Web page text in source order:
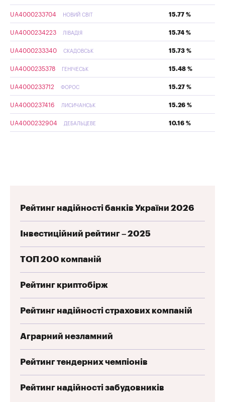
UA4000233704 НОВИЙ СВІТ 15.77 %
UA4000234223 ЛІВАДІЯ 15.74 %
UA4000233340 СКАДОВСЬК 15.73 %
UA4000235378 ГЕНІЧЕСЬК 15.48 %
UA4000233712 ФОРОС 15.27 %
UA4000237416 ЛИСИЧАНСЬК 15.26 %
UA4000232904 ДЕБАЛЬЦЕВЕ 10.16 %
Рейтинг надійності банків України 2026
Інвестиційний рейтинг – 2025
ТОП 200 компаній
Рейтинг криптобірж
Рейтинг надійності страхових компаній
Аграрний незламний
Рейтинг тендерних чемпіонів
Рейтинг надійності забудовників